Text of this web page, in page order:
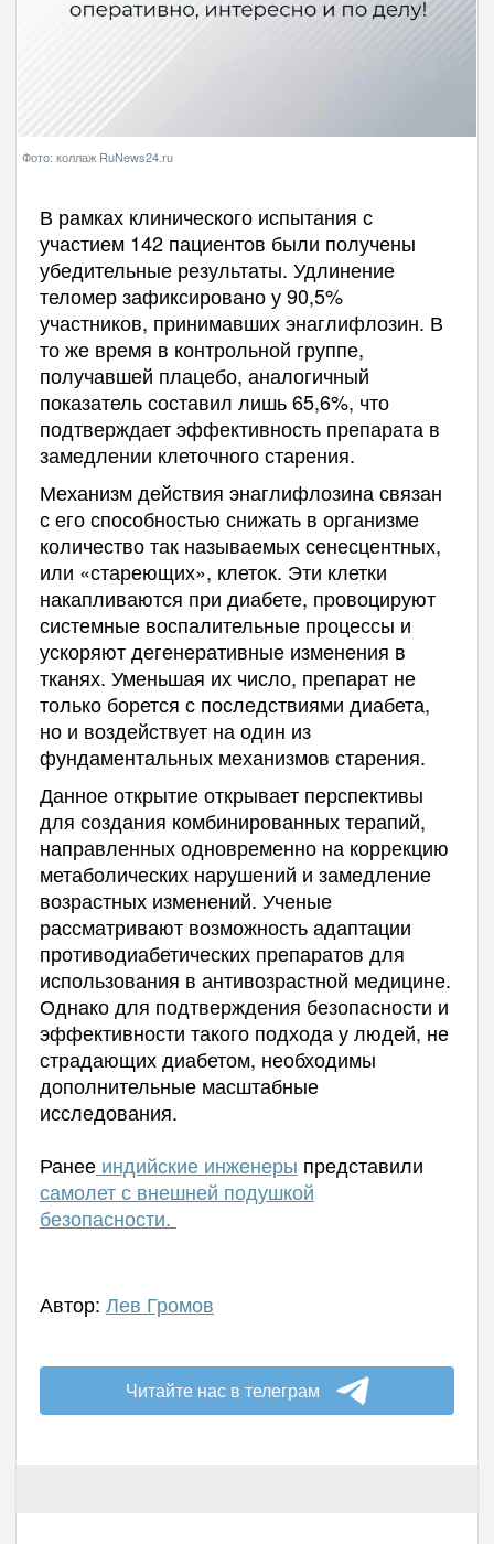
Фото: коллаж RuNews24.ru
В рамках клинического испытания с
участием 142 пациентов были получены
убедительные результаты. Удлинение
теломер зафиксировано у 90,5%
участников, принимавших энаглифлозин. В
то же время в контрольной группе,
получавшей плацебо, аналогичный
показатель составил лишь 65,6%, что
подтверждает эффективность препарата в
замедлении клеточного старения.
Механизм действия энаглифлозина связан
с его способностью снижать в организме
количество так называемых сенесцентных,
или «стареющих», клеток. Эти клетки
накапливаются при диабете, провоцируют
системные воспалительные процессы и
ускоряют дегенеративные изменения в
тканях. Уменьшая их число, препарат не
только борется с последствиями диабета,
но и воздействует на один из
фундаментальных механизмов старения.
Данное открытие открывает перспективы
для создания комбинированных терапий,
направленных одновременно на коррекцию
метаболических нарушений и замедление
возрастных изменений. Ученые
рассматривают возможность адаптации
противодиабетических препаратов для
использования в антивозрастной медицине.
Однако для подтверждения безопасности и
эффективности такого подхода у людей, не
страдающих диабетом, необходимы
дополнительные масштабные
исследования.
Ранееиндийские инженеры представили
самолет с внешней подушкой
безопасности.
Автор: Лев Громов
Читайте нас в телеграм